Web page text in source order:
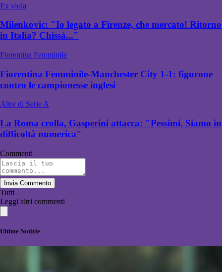
Ex viola
Milenkovic: "Io legato a Firenze, che mercato! Ritorno
in Italia? Chissà..."
Fiorentina Femminile
Fiorentina Femminile-Manchester City 1-1: figurone
contro le campionesse inglesi
Altre di Serie A
La Roma crolla, Gasperini attacca: "Pessimi. Siamo in
difficoltà numerica"
Commenti
Invia Commento
Tutti
Leggi altri commenti
Ultime Notizie